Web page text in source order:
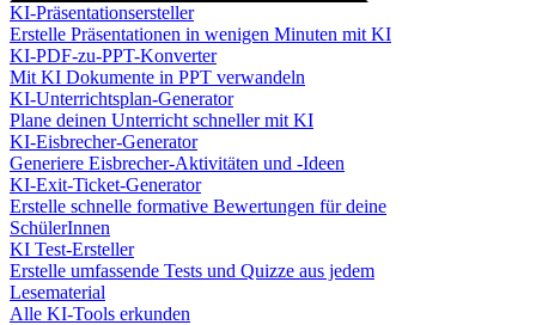
KI-Präsentationsersteller
Erstelle Präsentationen in wenigen Minuten mit KI
KI-PDF-zu-PPT-Konverter
Mit KI Dokumente in PPT verwandeln
KI-Unterrichtsplan-Generator
Plane deinen Unterricht schneller mit KI
KI-Eisbrecher-Generator
Generiere Eisbrecher-Aktivitäten und -Ideen
KI-Exit-Ticket-Generator
Erstelle schnelle formative Bewertungen für deine
SchülerInnen
KI Test-Ersteller
Erstelle umfassende Tests und Quizze aus jedem
Lesematerial
Alle KI-Tools erkunden